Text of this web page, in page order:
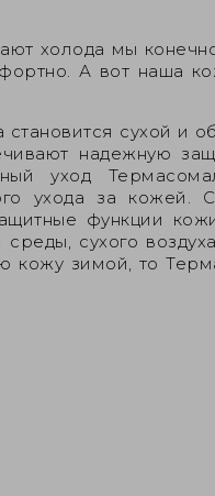
холода мы
А вот наша
сухой и
надежную
уход
ухода за кожей.
функции
сухого
кожу зимой, то